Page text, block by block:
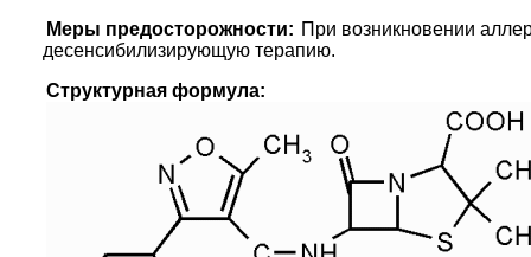
Меры предосторожности: При возникновении
десенсибилизирующую терапию.
Структурная формула: